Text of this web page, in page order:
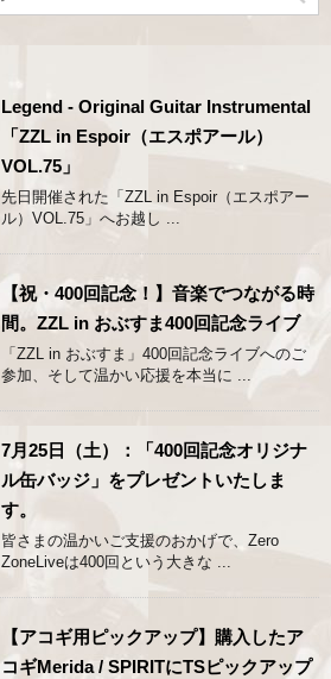
Legend - Original Guitar Instrumental
「ZZL in Espoir（エスポアール）
VOL.75」
先日開催された「ZZL in Espoir（エスポアー
ル）VOL.75」へお越し ...
【祝・400回記念！】音楽でつながる時
間。ZZL in おぶすま400回記念ライブ
「ZZL in おぶすま」400回記念ライブへのご
参加、そして温かい応援を本当に ...
7月25日（土）：「400回記念オリジナ
ル缶バッジ」をプレゼントいたしま
す。
皆さまの温かいご支援のおかげで、Zero
ZoneLiveは400回という大きな ...
【アコギ用ピックアップ】購入したア
コギMerida / SPIRITにTSピックアップ